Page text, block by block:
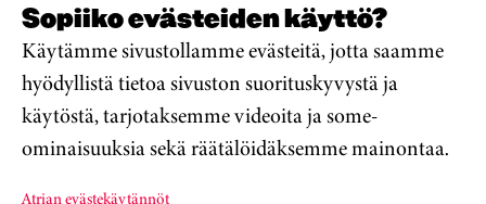
Sopiiko evästeiden käyttö?
Käytämme sivustollamme evästeitä, jotta saamme
hyödyllistä tietoa sivuston suorituskyvystä ja
käytöstä, tarjotaksemme videoita ja some-
ominaisuuksia sekä räätälöidäksemme mainontaa.
Atrian evästekäytännöt
Denmark
Vaihde +45 76 28 25 00
Atria Viro
Metsa str. 19, Valga